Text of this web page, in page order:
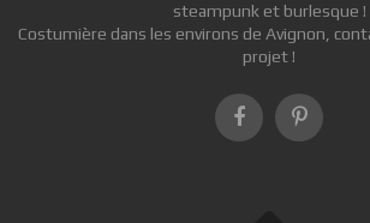
steampunk et burlesque !
Costumière dans les environs de Avignon,
projet !